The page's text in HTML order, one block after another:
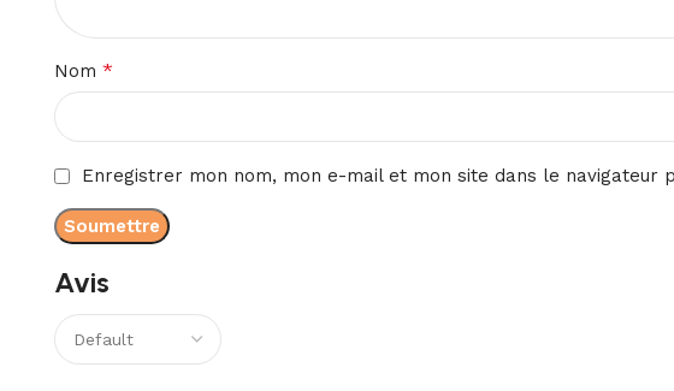
Avis
Nom *
Enregistrer mon nom, mon e-mail et mon site dans le navigateur